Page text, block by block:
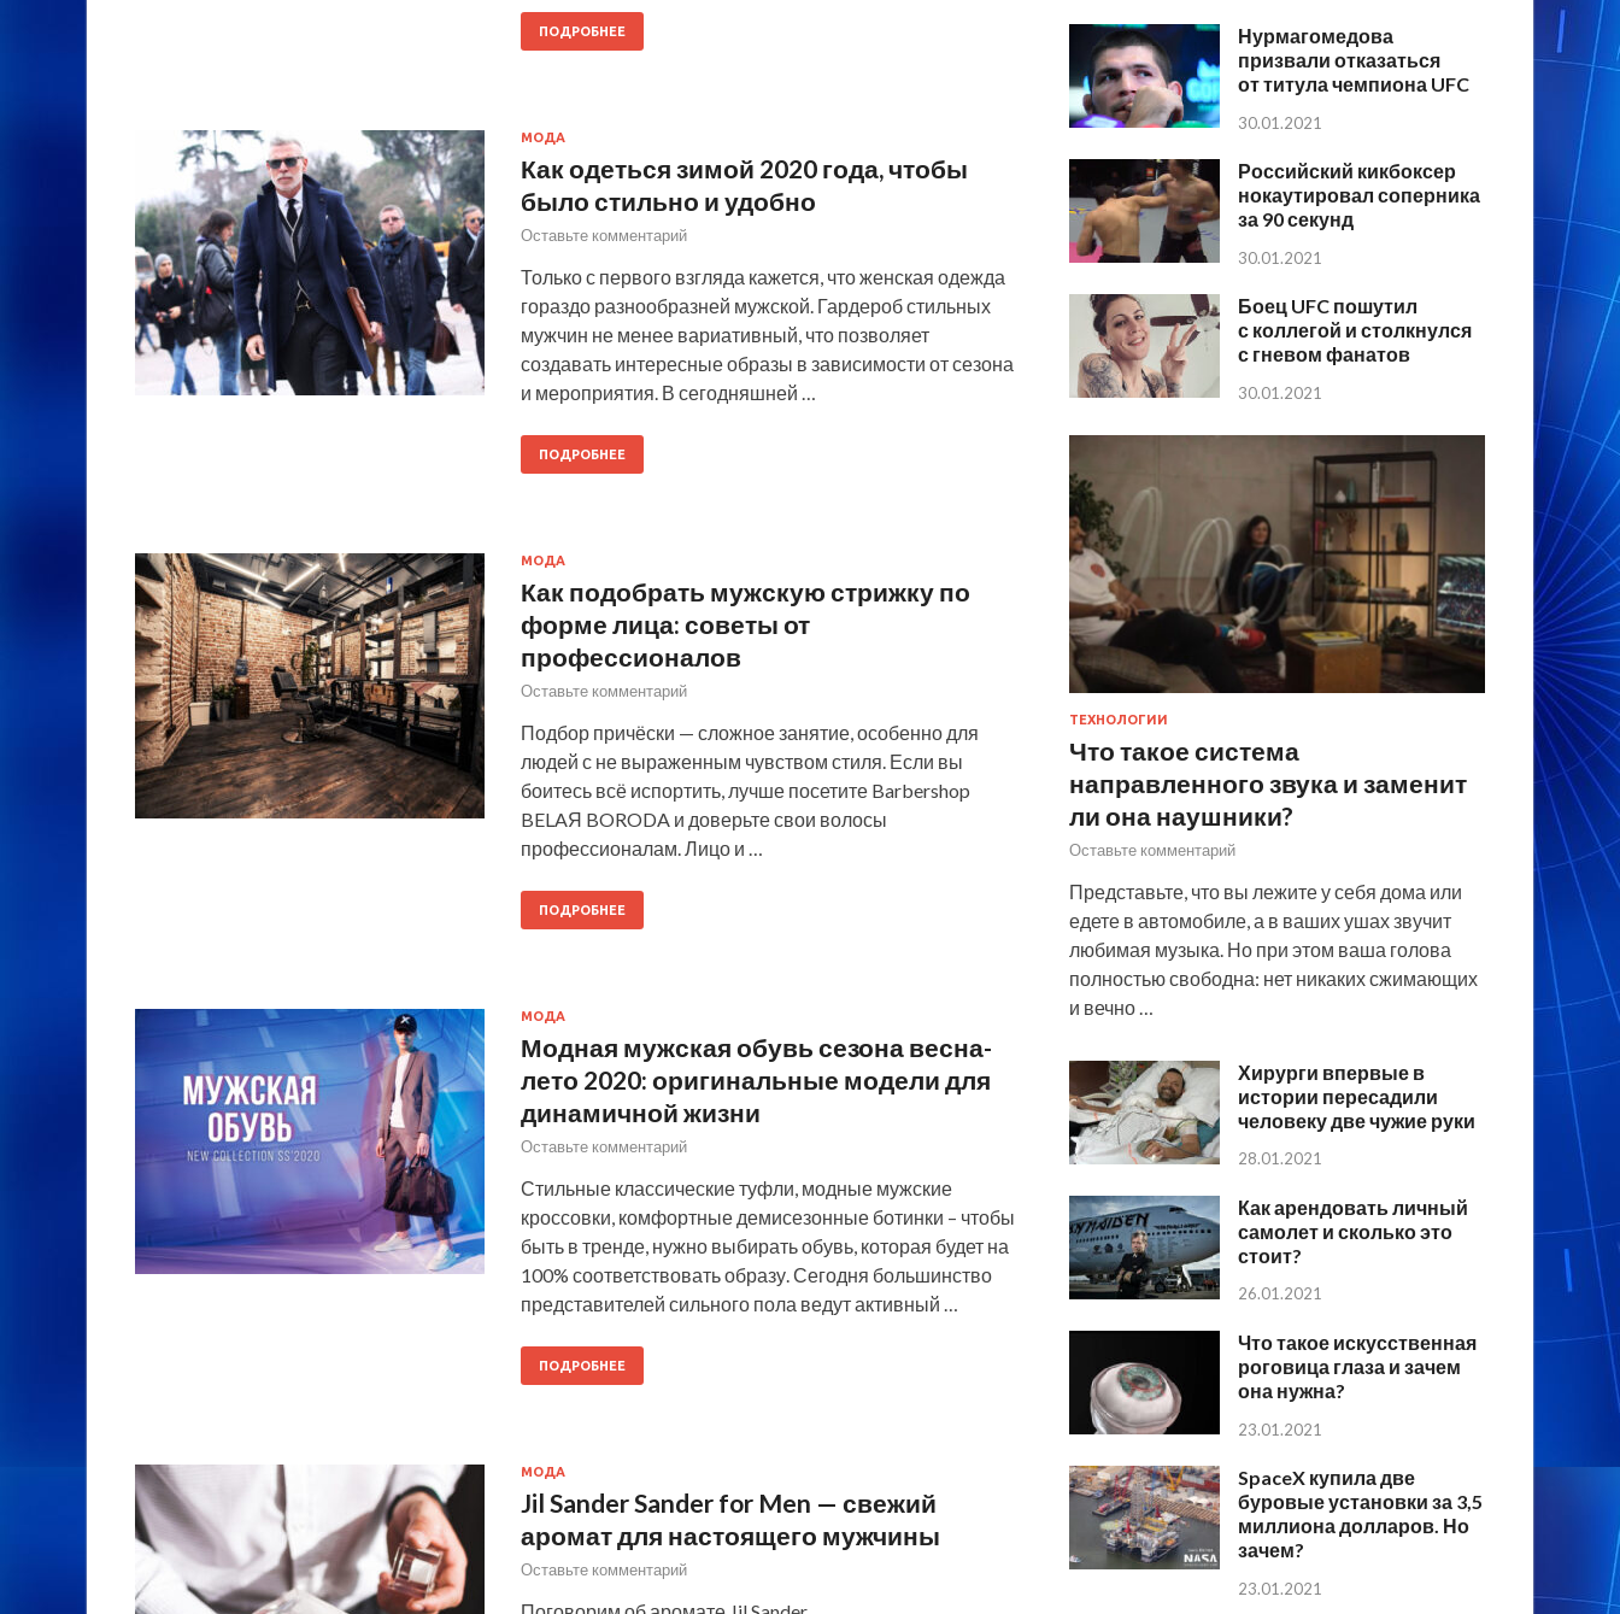
ПОДРОБНЕЕ
МОДА
Как одеться зимой 2020 года, чтобы
было стильно и удобно
Оставьте комментарий
Только с первого взгляда кажется, что женская одежда
гораздо разнообразней мужской. Гардероб стильных
мужчин не менее вариативный, что позволяет
создавать интересные образы в зависимости от сезона
и мероприятия. В сегодняшней …
ПОДРОБНЕЕ
МОДА
Как подобрать мужскую стрижку по
форме лица: советы от
профессионалов
Оставьте комментарий
Подбор причёски — сложное занятие, особенно для
людей с не выраженным чувством стиля. Если вы
боитесь всё испортить, лучше посетите Barbershop
BELAЯ BORODA и доверьте свои волосы
профессионалам. Лицо и …
ПОДРОБНЕЕ
МОДА
Модная мужская обувь сезона весна-
лето 2020: оригинальные модели для
динамичной жизни
Оставьте комментарий
Стильные классические туфли, модные мужские
кроссовки, комфортные демисезонные ботинки – чтобы
быть в тренде, нужно выбирать обувь, которая будет на
100% соответствовать образу. Сегодня большинство
представителей сильного пола ведут активный …
ПОДРОБНЕЕ
МОДА
Jil Sander Sander for Men — свежий
аромат для настоящего мужчины
Оставьте комментарий
Нурмагомедова
призвали отказаться
от титула чемпиона UFC
30.01.2021
Российский кикбоксер
нокаутировал соперника
за 90 секунд
30.01.2021
Боец UFC пошутил
с коллегой и столкнулся
с гневом фанатов
30.01.2021
ТЕХНОЛОГИИ
Что такое система
направленного звука и заменит
ли она наушники?
Оставьте комментарий
Представьте, что вы лежите у себя дома или
едете в автомобиле, а в ваших ушах звучит
любимая музыка. Но при этом ваша голова
полностью свободна: нет никаких сжимающих
и вечно …
Хирурги впервые в
истории пересадили
человеку две чужие руки
28.01.2021
Как арендовать личный
самолет и сколько это
стоит?
26.01.2021
Что такое искусственная
роговица глаза и зачем
она нужна?
23.01.2021
SpaceX купила две
буровые установки за 3,5
миллиона долларов. Но
зачем?
23.01.2021